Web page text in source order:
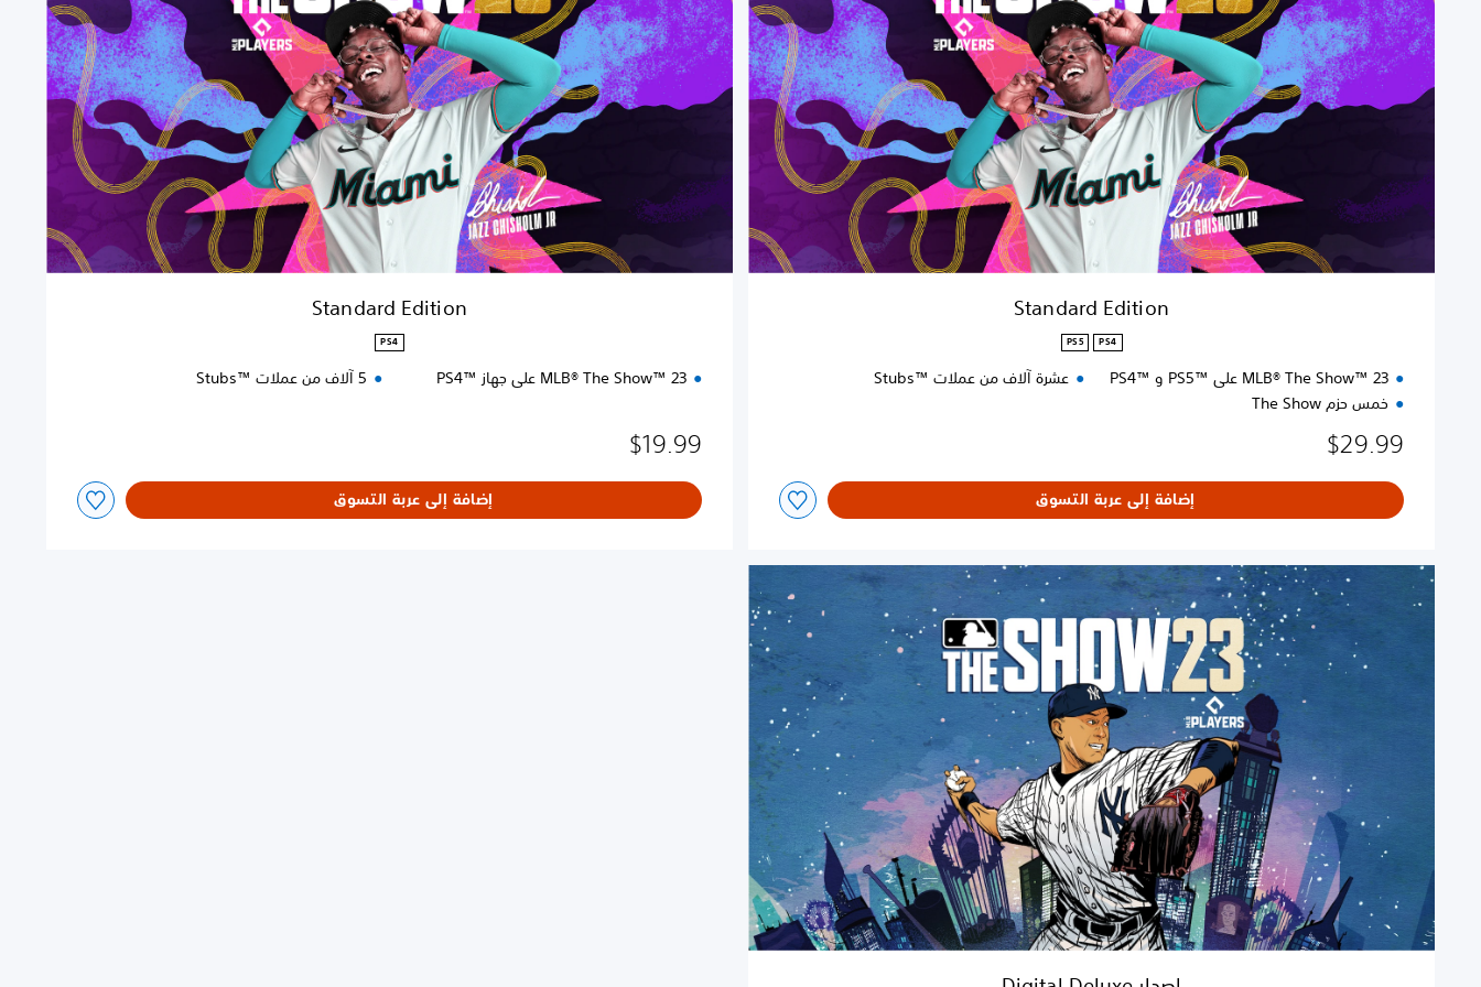
a
r
d
E
n
Standard Edition
PS4
PS5
MLB® The Show™ 23 على PS5™‎ و PS4™‎
خمس حزم The Show
عشرة آلاف من عملات Stubs™‎‎
$29.99
إضافة إلى عربة التسوق
a
r
d
E
n
Standard Edition
PS4
MLB® The Show™ 23 على جهاز PS4™‎ 5 آلاف من عملات Stubs™‎
$19.99
إضافة إلى عربة التسوق
إ
e
u
x